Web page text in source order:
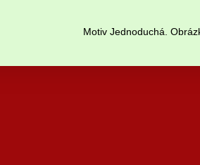
Motiv Jednoduchá.